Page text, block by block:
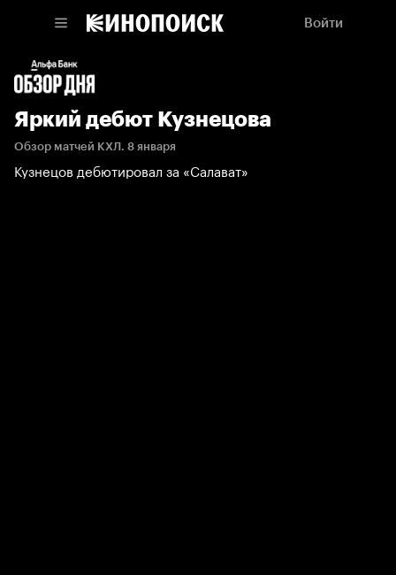
Войти
Яркий дебют Кузнецова
Обзор матчей КХЛ. 8 января
Кузнецов дебютировал за «Салават»